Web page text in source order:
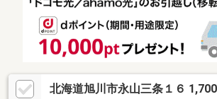
北海道旭川市永山三条１６